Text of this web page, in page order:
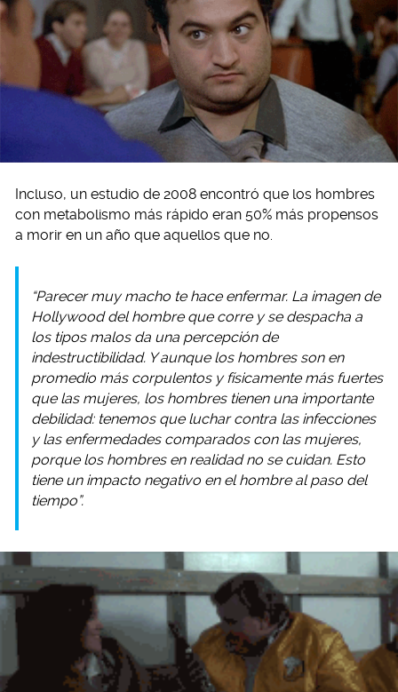
Incluso, un estudio de 2008 encontró que los hombres
con metabolismo más rápido eran 50% más propensos
a morir en un año que aquellos que no.
“Parecer muy macho te hace enfermar. La imagen de
Hollywood del hombre que corre y se despacha a
los tipos malos da una percepción de
indestructibilidad. Y aunque los hombres son en
promedio más corpulentos y físicamente más fuertes
que las mujeres, los hombres tienen una importante
debilidad: tenemos que luchar contra las infecciones
y las enfermedades comparados con las mujeres,
porque los hombres en realidad no se cuidan. Esto
tiene un impacto negativo en el hombre al paso del
tiempo”.